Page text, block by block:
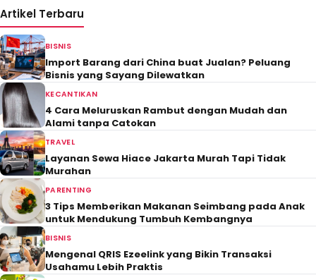
Artikel Terbaru
BISNIS
Import Barang dari China buat Jualan? Peluang
Bisnis yang Sayang Dilewatkan
KECANTIKAN
4 Cara Meluruskan Rambut dengan Mudah dan
Alami tanpa Catokan
TRAVEL
Layanan Sewa Hiace Jakarta Murah Tapi Tidak
Murahan
PARENTING
3 Tips Memberikan Makanan Seimbang pada Anak
untuk Mendukung Tumbuh Kembangnya
BISNIS
Mengenal QRIS Ezeelink yang Bikin Transaksi
Usahamu Lebih Praktis